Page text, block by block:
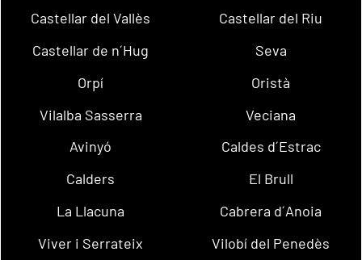
Castellar del Vallès
Castellar del Riu
Castellar de n´Hug
Seva
Orpí
Oristà
Vilalba Sasserra
Veciana
Avinyó
Caldes d´Estrac
Calders
El Brull
La Llacuna
Cabrera d´Anoia
Viver i Serrateix
Vilobí del Penedès